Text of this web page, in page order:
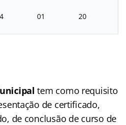
01 20
tem como requisito
de certificado,
de conclusão de curso de